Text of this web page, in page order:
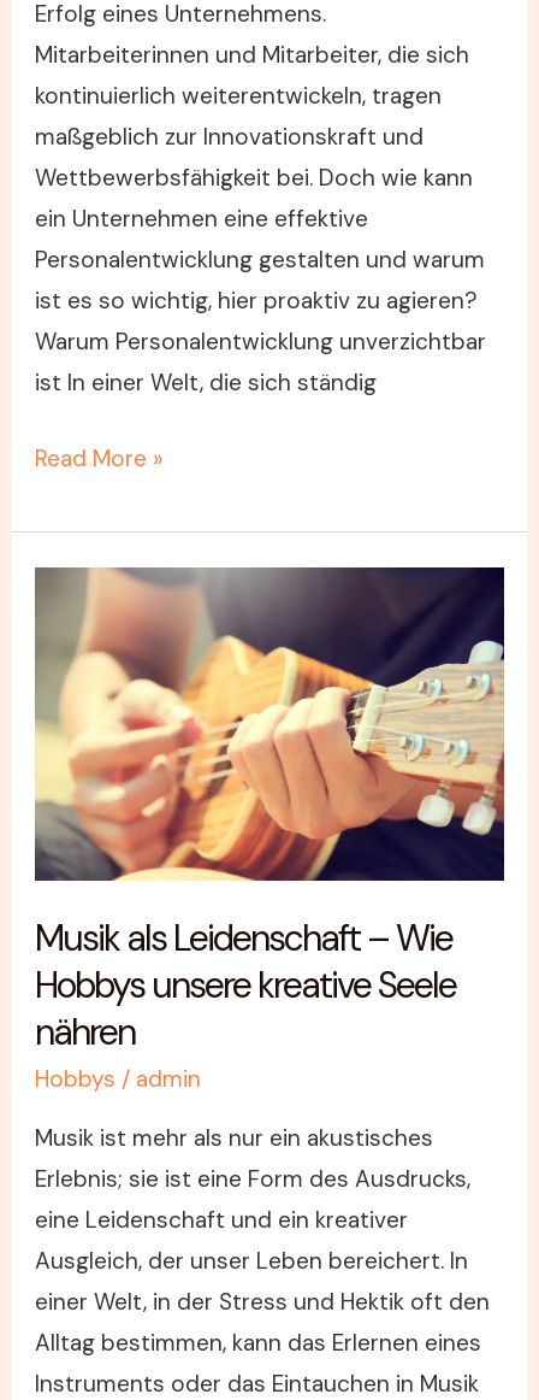
Erfolg eines Unternehmens.
Mitarbeiterinnen und Mitarbeiter, die sich
kontinuierlich weiterentwickeln, tragen
maßgeblich zur Innovationskraft und
Wettbewerbsfähigkeit bei. Doch wie kann
ein Unternehmen eine effektive
Personalentwicklung gestalten und warum
ist es so wichtig, hier proaktiv zu agieren?
Warum Personalentwicklung unverzichtbar
ist In einer Welt, die sich ständig
Read More »
Musik als Leidenschaft – Wie
Hobbys unsere kreative Seele
nähren
Hobbys / admin
Musik ist mehr als nur ein akustisches
Erlebnis; sie ist eine Form des Ausdrucks,
eine Leidenschaft und ein kreativer
Ausgleich, der unser Leben bereichert. In
einer Welt, in der Stress und Hektik oft den
Alltag bestimmen, kann das Erlernen eines
Instruments oder das Eintauchen in Musik
Leidenschaft
Wie
Hobbys
unsere
kreative
nähren